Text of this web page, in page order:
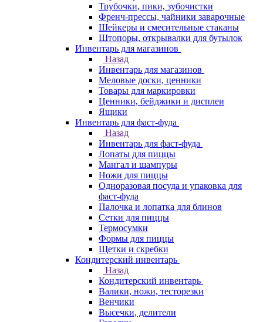
Трубочки, пики, зубочистки
Френч-прессы, чайники заварочные
Шейкеры и смесительные стаканы
Штопоры, открывалки для бутылок
Инвентарь для магазинов
Назад
Инвентарь для магазинов
Меловые доски, ценники
Товары для маркировки
Ценники, бейджики и дисплеи
Ящики
Инвентарь для фаст-фуда
Назад
Инвентарь для фаст-фуда
Лопаты для пиццы
Мангал и шампуры
Ножи для пиццы
Одноразовая посуда и упаковка для
фаст-фуда
Палочка и лопатка для блинов
Сетки для пиццы
Термосумки
Формы для пиццы
Щетки и скребки
Кондитерский инвентарь
Назад
Кондитерский инвентарь
Валики, ножи, тесторезки
Венчики
Высечки, делители